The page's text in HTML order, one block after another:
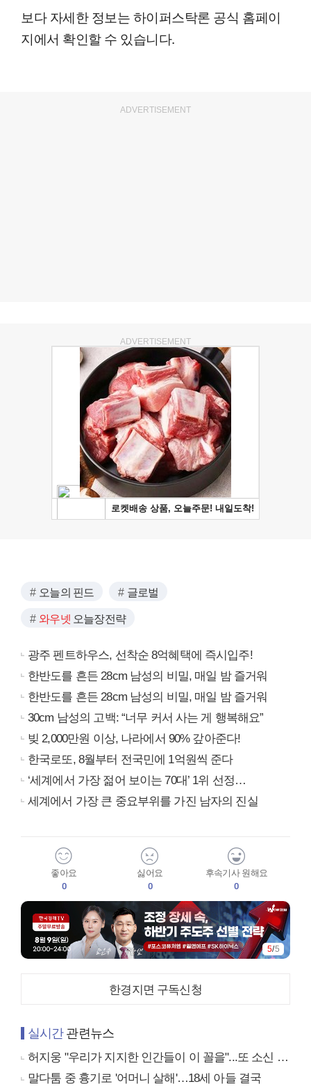
보다 자세한 정보는 하이퍼스탁론 공식 홈페이
지에서 확인할 수 있습니다.
ADVERTISEMENT
ADVERTISEMENT
오늘의 핀드 글로벌
와우넷 오늘장전략
광주 펜트하우스, 선착순 8억혜택에 즉시입주!
한반도를 흔든 28cm 남성의 비밀, 매일 밤 즐거워
한반도를 흔든 28cm 남성의 비밀, 매일 밤 즐거워
30cm 남성의 고백: “너무 커서 사는 게 행복해요”
빚 2,000만원 이상, 나라에서 90% 갚아준다!
한국로또, 8월부터 전국민에 1억원씩 준다
‘세계에서 가장 젊어 보이는 70대’ 1위 선정…
세계에서 가장 큰 중요부위를 가진 남자의 진실
좋아요
0
싫어요
0
후속기사 원해요
0
5/5
한경지면 구독신청
실시간관련뉴스
허지웅 "우리가 지지한 인간들이 이 꼴을"...또 소신 발언
말다툼 중 흉기로 '어머니 살해'…18세 아들 결국